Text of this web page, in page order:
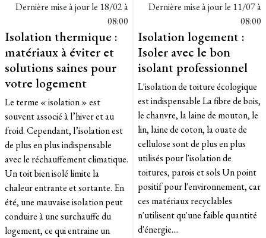
Dernière mise à jour le 18/02 à
08:00
Isolation thermique :
matériaux à éviter et
solutions saines pour
votre logement
Le terme « isolation » est
souvent associé à l’hiver et au
froid. Cependant, l’isolation est
de plus en plus indispensable
avec le réchauffement climatique.
Un toit bien isolé limite la
chaleur entrante et sortante. En
été, une mauvaise isolation peut
conduire à une surchauffe du
logement, ce qui entraine un
Dernière mise à jour le 11/07 à
08:00
Isolation logement :
Isoler avec le bon
isolant professionnel
L'isolation de toiture écologique
est indispensable La fibre de bois,
le chanvre, la laine de mouton, le
lin, laine de coton, la ouate de
cellulose sont de plus en plus
utilisés pour l'isolation de
toitures, parois et sols Un point
positif pour l'environnement, car
ces matériaux recyclables
n'utilisent qu'une faible quantité
d'énergie....